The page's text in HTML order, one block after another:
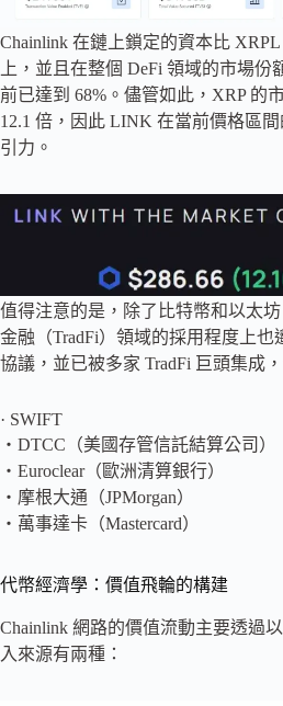
Chainlink 在鏈上鎖定的資本比 XRPL
上，並且在整個 DeFi 領域的市場份
前已達到 68%。儘管如此，XRP 的
12.1 倍，因此 LINK 在當前價格區
引力。
值得注意的是，除了比特幣和以太
金融（TradFi）領域的採用程度上也
協議，並已被多家 TradFi 巨頭集成，
· SWIFT
・DTCC（美國存管信託結算公司）
・Euroclear（歐洲清算銀行）
・摩根大通（JPMorgan）
・萬事達卡（Mastercard）
代幣經濟學：價值飛輪的構建
Chainlink 網路的價值流動主要透過
入來源有兩種：